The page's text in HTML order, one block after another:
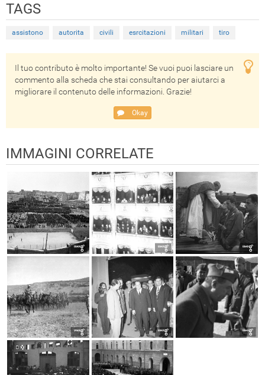
TAGS
assistono autorita civili esrcitazioni militari tiro
Il tuo contributo è molto importante! Se vuoi puoi lasciare un
commento alla scheda che stai consultando per aiutarci a
migliorare il contenuto delle informazioni. Grazie!
Okay
IMMAGINI CORRELATE